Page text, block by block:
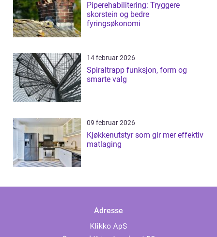
Piperehabilitering: Tryggere
skorstein og bedre
fyringsøkonomi
14 februar 2026
Spiraltrapp funksjon, form og
smarte valg
09 februar 2026
Kjøkkenutstyr som gir mer effektiv
matlaging
Adresse